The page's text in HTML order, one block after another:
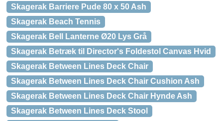
Skagerak Barriere Pude 80 x 50 Ash
Skagerak Beach Tennis
Skagerak Bell Lanterne Ø20 Lys Grå
Skagerak Betræk til Director's Foldestol Canvas Hvid
Skagerak Between Lines Deck Chair
Skagerak Between Lines Deck Chair Cushion Ash
Skagerak Between Lines Deck Chair Hynde Ash
Skagerak Between Lines Deck Stool